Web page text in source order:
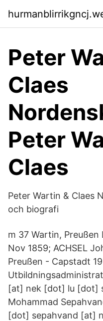
Peter
Claes
Peter
Claes
Peter Wartin & Claes
och biografi
m 37 Wartin,
Nov 1859; ACHSEL
Preußen - Capstadt
[at] nek [dot] lu [dot]
Mohammad
[dot] sepahvand [at]